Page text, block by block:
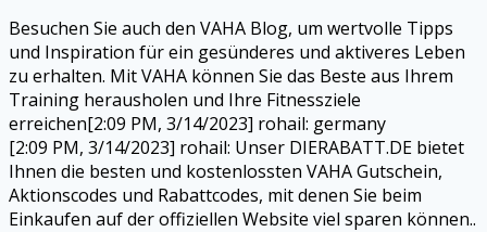
Besuchen Sie auch den VAHA Blog, um wertvolle Tipps
und Inspiration für ein gesünderes und aktiveres Leben
zu erhalten. Mit VAHA können Sie das Beste aus Ihrem
Training herausholen und Ihre Fitnessziele
erreichen[2:09 PM, 3/14/2023] rohail: germany
[2:09 PM, 3/14/2023] rohail: Unser DIERABATT.DE bietet
Ihnen die besten und kostenlossten VAHA Gutschein,
Aktionscodes und Rabattcodes, mit denen Sie beim
Einkaufen auf der offiziellen Website viel sparen können..